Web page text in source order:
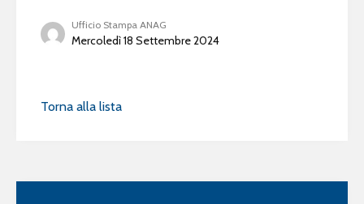
Ufficio Stampa ANAG
Mercoledì 18 Settembre 2024
Torna alla lista